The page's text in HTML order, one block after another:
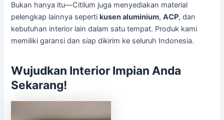
Bukan hanya itu—Citilum juga menyediakan material
pelengkap lainnya sepertikusen aluminium,ACP, dan
kebutuhan interior lain dalam satu tempat. Produk kami
memiliki garansi dan siap dikirim ke seluruh Indonesia.
Wujudkan Interior Impian Anda
Sekarang!